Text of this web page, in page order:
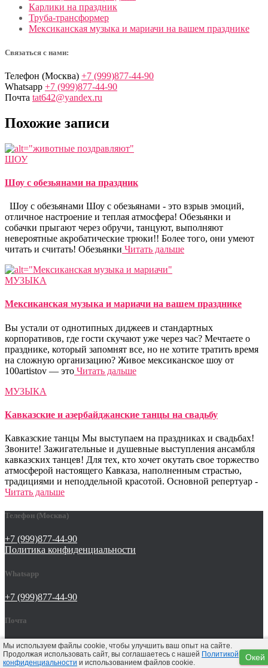
Карлики на праздник
Труба-трансформер
Мексиканская музыка и мариачи на вашем празднике
Связаться с нами:
Телефон (Москва) +7 (999)877-44-90
Whatsapp +7 (999)877-44-90
Почта tat642@yandex.ru
Похожие записи
ШОУ
Шоу с обезьянами на праздник
Шоу с обезьянами Шоу с обезьянами - это взрыв эмоций,
отличное настроение и теплая атмосфера! Обезьянки и
собачки прыгают через обручи, танцуют, выполняют
невероятные акробатические трюки!! Более того, они умеют
читать и считать! Обезьянки Читать дальше
МУЗЫКА
Мексиканская музыка и мариачи на вашем празднике
Вы устали от однотипных диджеев и стандартных
корпоративов, где гости скучают уже через час? Мечтаете о
празднике, который запомнят все, но не хотите тратить время
на сложную организацию? Живое мексиканское шоу от
100artistov — это Читать дальше
МУЗЫКА
Кавказские и азербайджанские танцы на свадьбу
Кавказские танцы Мы выступаем на праздниках и свадьбах!
Звоните! Зажигательные и душевные выступления ансамбля
кавказских танцев! Для тех, кто хочет окутать свое торжество
атмосферой настоящего Кавказа, наполненным страстью,
традициями и неподдельной красотой. Основной репертуар -
Читать дальше
Телефон (Москва)
+7 (999)877-44-90
Политика конфиденциальности
Мы используем файлы cookie, чтобы улучшить ваш опыт на сайте.
Продолжая использовать сайт, вы соглашаетесь с нашей Политикой
конфиденциальности и использованием файлов cookie.
Окей
Whatsapp
+7 (999)877-44-90
Почта
tat642@yandex.ru
Hestia | РазработаноThemeIsle